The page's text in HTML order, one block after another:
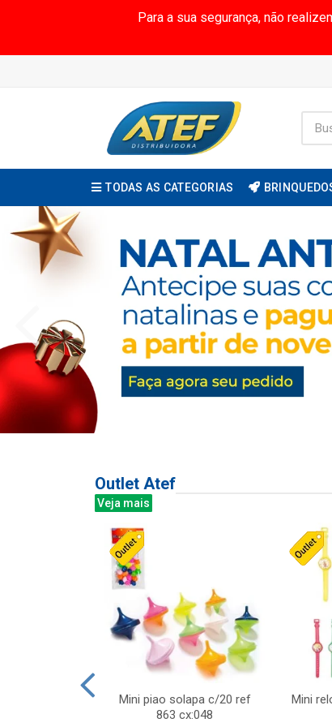
Para a sua segurança, não
TODAS AS CATEGORIAS
Outlet Atef
Veja mais
Mini piao solapa c/20 ref
863 cx:048
Mini